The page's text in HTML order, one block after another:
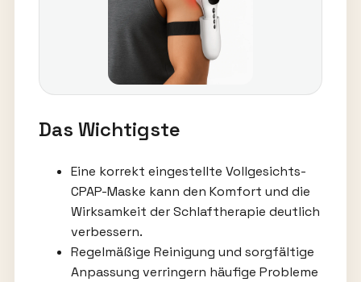
Das Wichtigste
Eine korrekt eingestellte Vollgesichts-
CPAP-Maske kann den Komfort und die
Wirksamkeit der Schlaftherapie deutlich
verbessern.
Regelmäßige Reinigung und sorgfältige
Anpassung verringern häufige Probleme